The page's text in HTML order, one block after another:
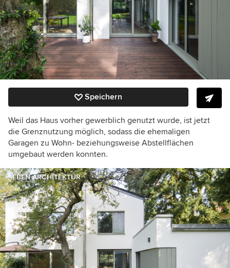
Speichern
Weil das Haus vorher gewerblich genutzt wurde, ist jetzt
die Grenznutzung möglich, sodass die ehemaligen
Garagen zu Wohn- beziehungsweise Abstellflächen
umgebaut werden konnten.
EBEN ARCHITEKTUR